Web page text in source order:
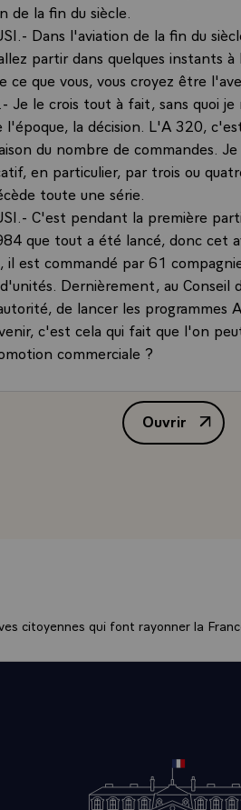
de la fin du siècle.
Dans l'aviation de la fin du
partir dans quelques instants
ce que vous, vous croyez être
Je le crois tout à fait, sans quoi je
la décision. L'A 320,
du nombre de commandes.
en particulier, par trois ou
toute une série.
C'est pendant la première
que tout a été lancé, donc cet
est commandé par 61
Dernièrement, au Conseil
de lancer les
c'est cela qui fait que l'on
commerciale ?
quel que soit le
enregistrer des progrès, donc des
celles d'hier, celles d'aujourd'hui
décennies pour le moyen
distances.
Alors, hier, au cours de cette
là, vous croyez qu'Hermès,
Ouvrir
Interview de
citoyennes qui font rayonner la